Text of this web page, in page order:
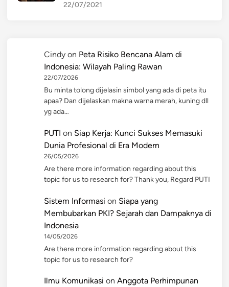
22/07/2021
Cindy on Peta Risiko Bencana Alam di
Indonesia: Wilayah Paling Rawan
22/07/2026
Bu minta tolong dijelasin simbol yang ada di peta itu
apaa? Dan dijelaskan makna warna merah, kuning dll
yg ada…
PUTI on Siap Kerja: Kunci Sukses Memasuki
Dunia Profesional di Era Modern
26/05/2026
Are there more information regarding about this
topic for us to research for? Thank you, Regard PUTI
Sistem Informasi on Siapa yang
Membubarkan PKI? Sejarah dan Dampaknya di
Indonesia
14/05/2026
Are there more information regarding about this
topic for us to research for?
Ilmu Komunikasi on Anggota Perhimpunan